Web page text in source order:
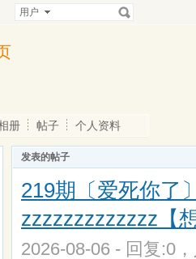
用户
册 帖子 个人资料
发表的帖子
219期〔爱死你了
zzzzzzzzzzzzz【
2026-08-06 - 回复:0